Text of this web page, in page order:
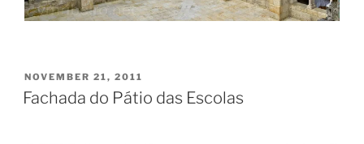
POSTED
ON
NOVEMBER 21, 2011
Fachada do Pátio das Escolas